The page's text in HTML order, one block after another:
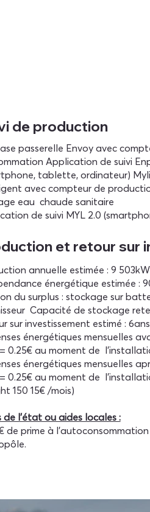
de production
passerelle Envoy avec
Application de suivi
tablette, ordinateur)
avec compteur de
eau chaude sanitaire
de suivi MYL 2.0
et retour sur
annuelle estimée : 9
énergétique estimée :
du surplus : stockage sur
Capacité de stockage
sur investissement estimé : 6ans
énergétiques mensuelles
0.25€ au moment de
énergétiques mensuelles
0.25€ au moment de
150 15€ /mois)
de l'état ou aides locales :
de prime à